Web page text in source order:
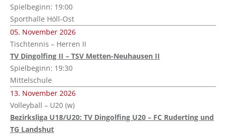
Spielbeginn: 19:00
Sporthalle Höll-Ost
05. November 2026
Tischtennis – Herren II
TV Dingolfing II – TSV Metten-Neuhausen II
Spielbeginn: 19:30
Mittelschule
13. November 2026
Volleyball – U20 (w)
Bezirksliga U18/U20: TV Dingolfing U20 – FC Ruderting und
TG Landshut